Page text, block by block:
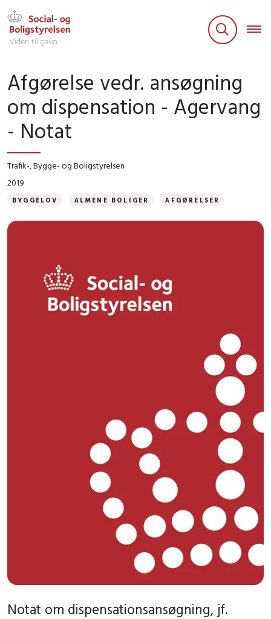
Afgørelse vedr. ansøgning
om dispensation - Agervang
- Notat
Trafik-, Bygge- og Boligstyrelsen
2019
BYGGELOV ALMENE BOLIGER AFGØRELSER
Notat om dispensationsansøgning, jf.